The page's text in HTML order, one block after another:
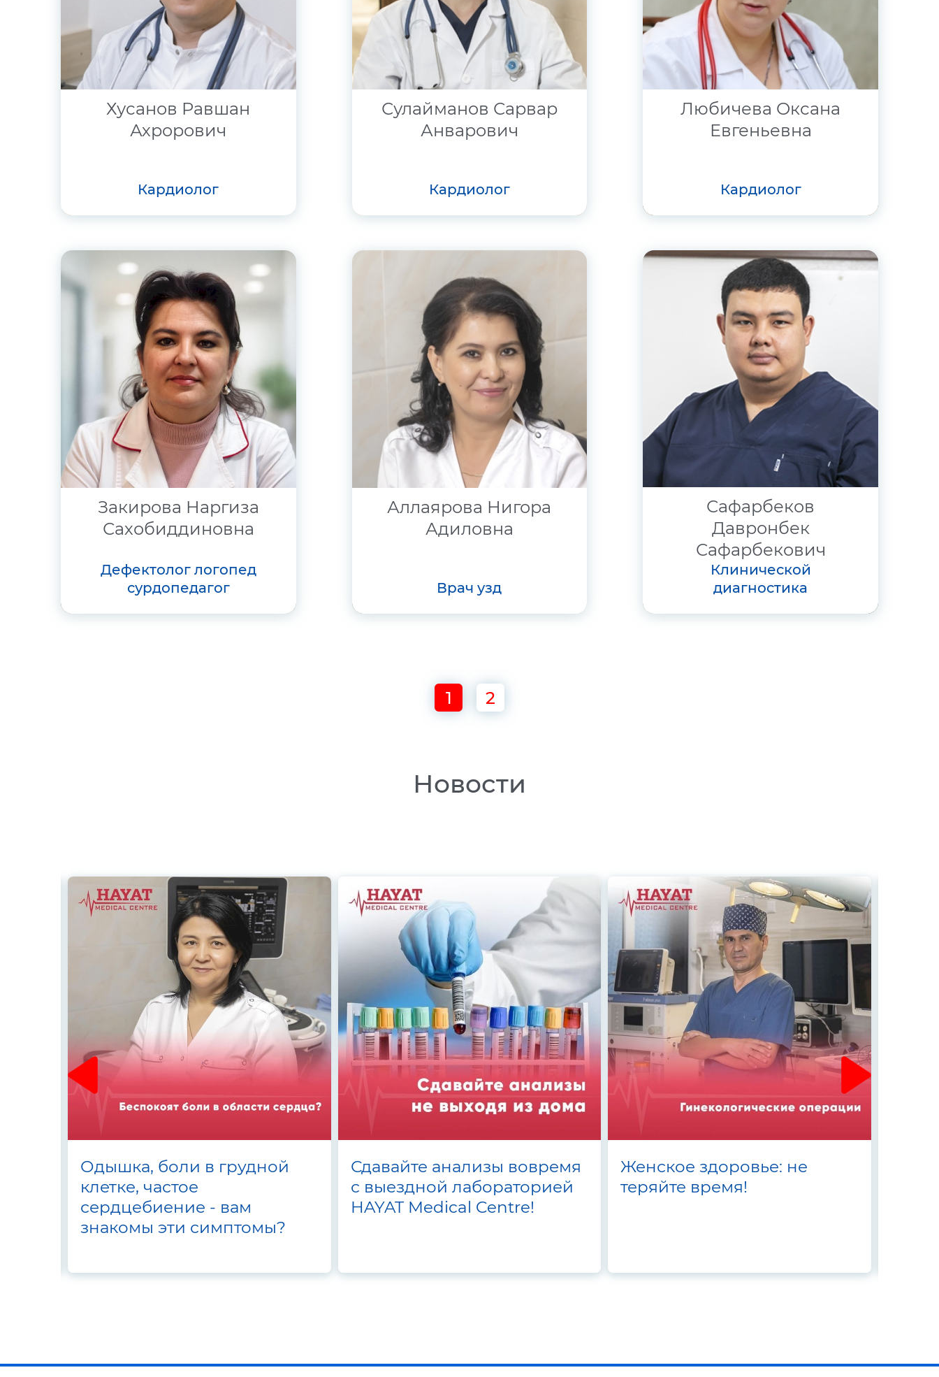
Хусанов Равшан
Ахрорович
кардиолог
Сулайманов Сарвар
Анварович
кардиолог
Любичева Оксана
Евгеньевна
кардиолог
Закирова Наргиза
Сахобиддиновна
дефектолог логопед
сурдопедагог
Аллаярова Нигора
Адиловна
врач узд
Сафарбеков
Давронбек
Сафарбекович
клинической
диагностика
1 2
Новости
Одышка, боли в грудной
клетке, частое
сердцебиение - вам
знакомы эти симптомы?
Сдавайте анализы вовремя
с выездной лабораторией
HAYAT Medical Centre!
Женское здоровье: не
теряйте время!